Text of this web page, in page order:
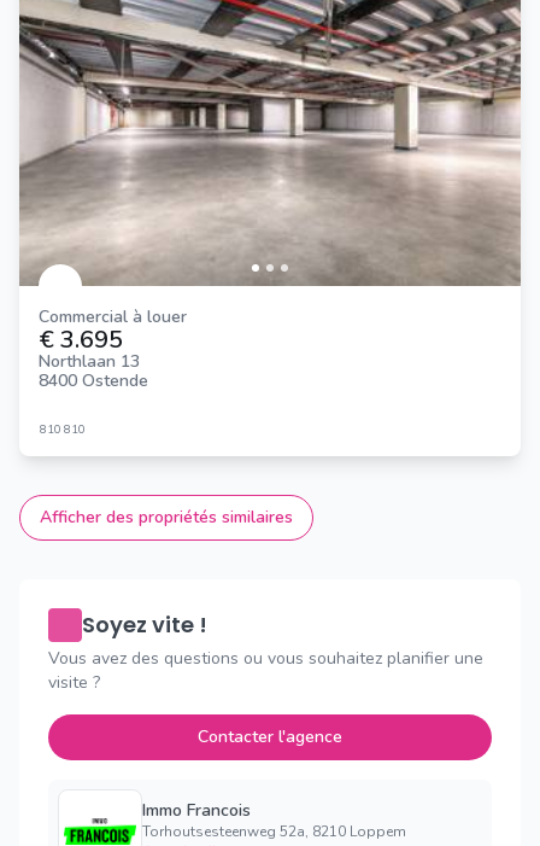
Commercial à louer
€ 3.695
Northlaan 13
8400 Ostende
810 810
Afficher des propriétés similaires
Soyez vite !
Vous avez des questions ou vous souhaitez planifier une
visite ?
Contacter l'agence
Immo Francois
Torhoutsesteenweg 52a, 8210 Loppem